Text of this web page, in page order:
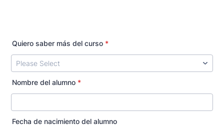
Quiero saber más del curso *
Nombre del alumno *
Fecha de nacimiento del alumno